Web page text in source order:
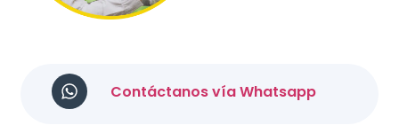
Contáctanos vía Whatsapp